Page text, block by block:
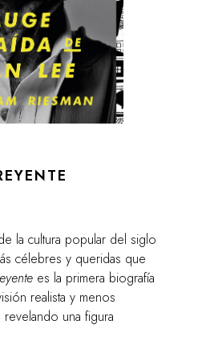
la cultura popular del siglo
célebres y queridas que
es la primera biografía
realista y menos
revelando una figura